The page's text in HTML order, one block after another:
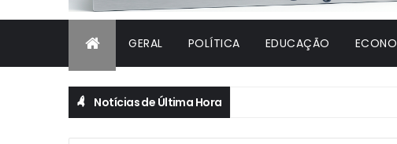
GERAL POLÍTICA EDUCAÇÃO
Notícias de Última Hora